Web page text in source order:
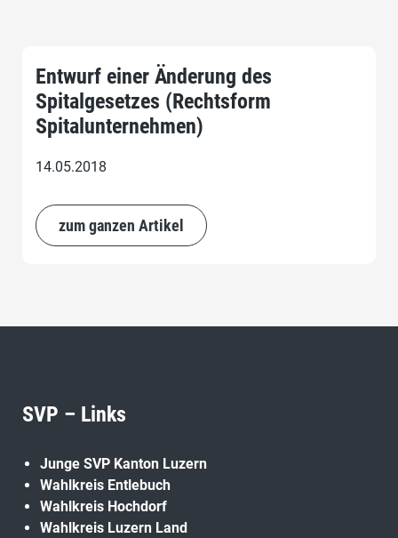
Entwurf einer Änderung des
Spitalgesetzes (Rechtsform
Spitalunternehmen)
14.05.2018
zum ganzen Artikel
SVP – Links
Junge SVP Kanton Luzern
Wahlkreis Entlebuch
Wahlkreis Hochdorf
Wahlkreis Luzern Land